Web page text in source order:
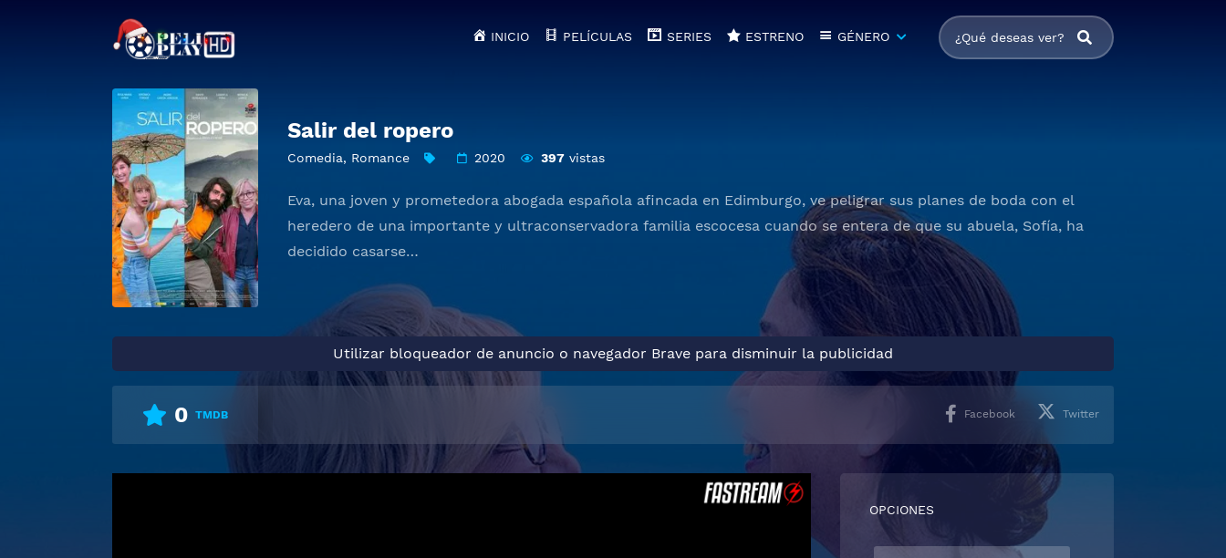
INICIO PELÍCULAS SERIES ESTRENO GÉNERO
Salir del ropero
Comedia, Romance 2020 397vistas
Eva, una joven y prometedora abogada española afincada en Edimburgo, ve peligrar sus planes de boda con el
heredero de una importante y ultraconservadora familia escocesa cuando se entera de que su abuela, Sofía, ha
decidido casarse…
Utilizar bloqueador de anuncio o navegador Brave para disminuir la publicidad
0 TMDB Facebook Twitter
OPCIONES